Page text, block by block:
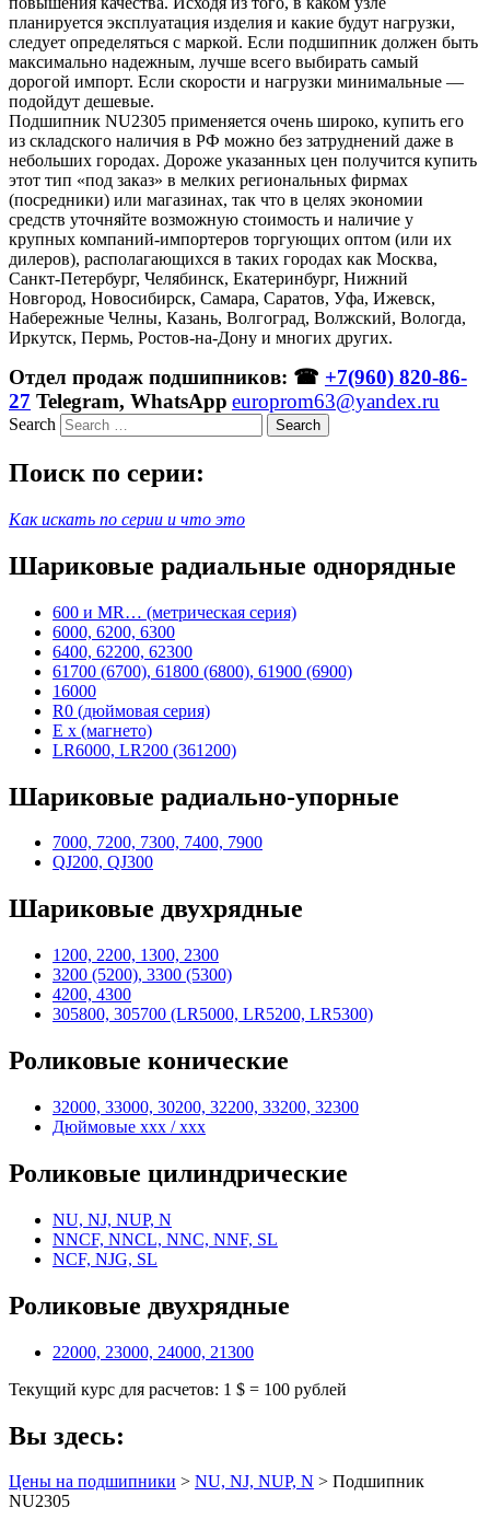
планируется эксплуатация изделия и какие будут нагрузки,
следует определяться с маркой. Если подшипник должен быть
максимально надежным, лучше всего выбирать самый
дорогой импорт. Если скорости и нагрузки минимальные —
подойдут дешевые.
Подшипник NU2305 применяется очень широко, купить его
из складского наличия в РФ можно без затруднений даже в
небольших городах. Дороже указанных цен получится купить
этот тип «под заказ» в мелких региональных фирмах
(посредники) или магазинах, так что в целях экономии
средств уточняйте возможную стоимость и наличие у
крупных компаний-импортеров торгующих оптом (или их
дилеров), располагающихся в таких городах как Москва,
Санкт-Петербург, Челябинск, Екатеринбург, Нижний
Новгород, Новосибирск, Самара, Саратов, Уфа, Ижевск,
Набережные Челны, Казань, Волгоград, Волжский, Вологда,
Иркутск, Пермь, Ростов-на-Дону и многих других.
Отдел продаж подшипников: ☎ +7(960) 820-86-
27 Telegram, WhatsApp europrom63@yandex.ru
Search
Поиск по серии:
Как искать по серии и что это
Шариковые радиальные однорядные
600 и MR… (метрическая серия)
6000, 6200, 6300
6400, 62200, 62300
61700 (6700), 61800 (6800), 61900 (6900)
16000
R0 (дюймовая серия)
E x (магнето)
LR6000, LR200 (361200)
Шариковые радиально-упорные
7000, 7200, 7300, 7400, 7900
QJ200, QJ300
Шариковые двухрядные
1200, 2200, 1300, 2300
3200 (5200), 3300 (5300)
4200, 4300
305800, 305700 (LR5000, LR5200, LR5300)
Роликовые конические
32000, 33000, 30200, 32200, 33200, 32300
Дюймовые xxx / xxx
Роликовые цилиндрические
NU, NJ, NUP, N
NNCF, NNCL, NNC, NNF, SL
NCF, NJG, SL
Роликовые двухрядные
22000, 23000, 24000, 21300
Текущий курс для расчетов: 1 $ = 100 рублей
Вы здесь:
Цены на подшипники > NU, NJ, NUP, N > Подшипник
NU2305